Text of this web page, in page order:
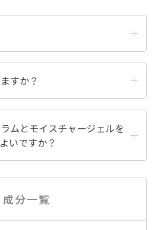
すか？
ムとモイスチャージェルを
いですか？
成分一覧